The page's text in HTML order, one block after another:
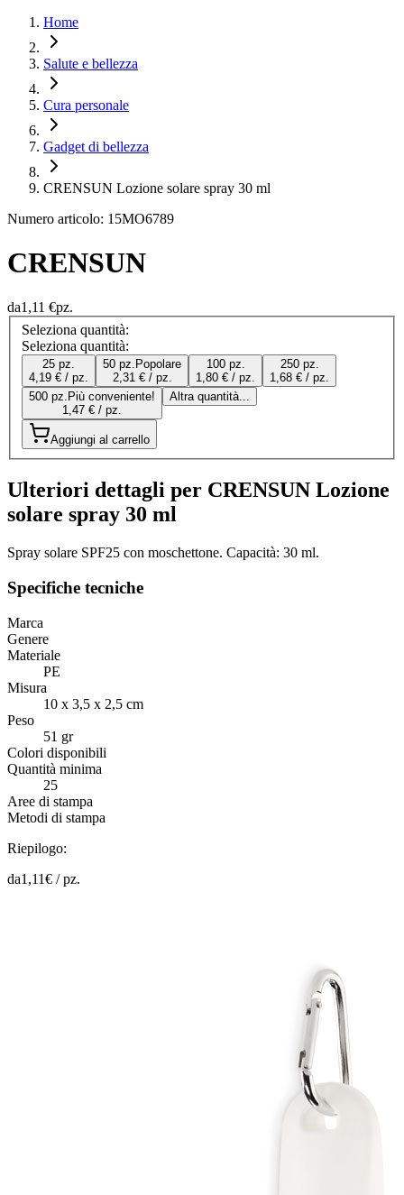
Home
Salute e bellezza
Cura personale
Gadget di bellezza
CRENSUN Lozione solare spray 30 ml
Numero articolo: 15MO6789
CRENSUN
da1,11 €pz.
Seleziona quantità:
Seleziona quantità:
25 pz.
4,19 € / pz.
50 pz. Popolare
2,31 € / pz.
100 pz.
1,80 € / pz.
250 pz.
1,68 € / pz.
500 pz. Più conveniente!
1,47 € / pz.
Altra quantità...
Aggiungi al carrello
Ulteriori dettagli per CRENSUN Lozione
solare spray 30 ml
Spray solare SPF25 con moschettone. Capacità: 30 ml.
Specifiche tecniche
Marca
Genere
Materiale
PE
Misura
10 x 3,5 x 2,5 cm
Peso
51 gr
Colori disponibili
Quantità minima
25
Aree di stampa
Metodi di stampa
Riepilogo:
da1,11€ /pz.